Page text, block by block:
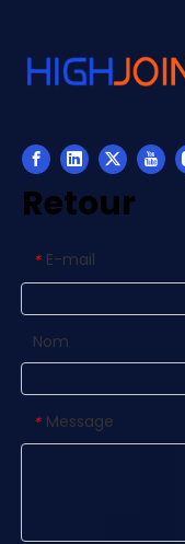
Retour
* E-mail
Nom
* Message